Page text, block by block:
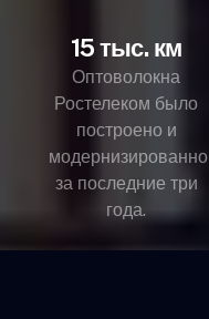
15 тыс. км
Оптоволокна
Ростелеком было
построено и
модернизированно
за последние три
года.